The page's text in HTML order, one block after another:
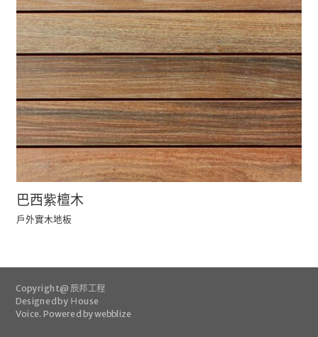
巴西紫檀木
戶外實木地板
Copyright @ 辰邦工程
Designed by Ｈouse
Voice.Powered by webblize